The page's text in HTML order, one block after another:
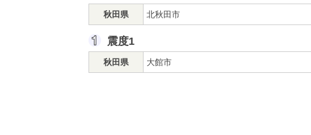
秋田県 北秋田市
震度1
秋田県 大館市